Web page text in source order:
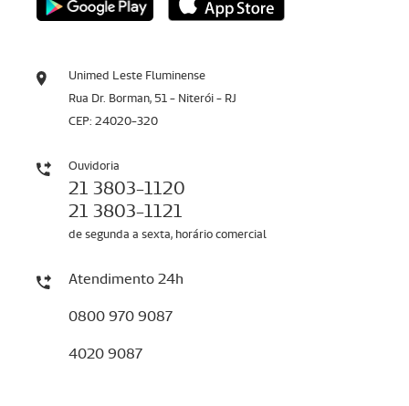
Unimed Leste Fluminense
Rua Dr. Borman, 51 - Niterói - RJ
CEP: 24020-320
Ouvidoria
21 3803-1120
21 3803-1121
de segunda a sexta, horário comercial
Atendimento 24h
0800 970 9087
4020 9087